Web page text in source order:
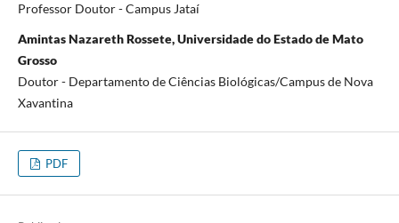
Professor Doutor - Campus Jataí
Amintas Nazareth Rossete, Universidade do Estado de Mato
Grosso
Doutor - Departamento de Ciências Biológicas/Campus de Nova
Xavantina
PDF